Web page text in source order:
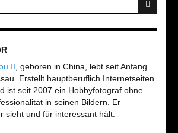
, geboren in China, lebt seit Anfang
Erstellt hauptberuflich Internetseiten
ist seit 2007 ein Hobbyfotograf ohne
in seinen Bildern. Er
sieht und für interessant hält.